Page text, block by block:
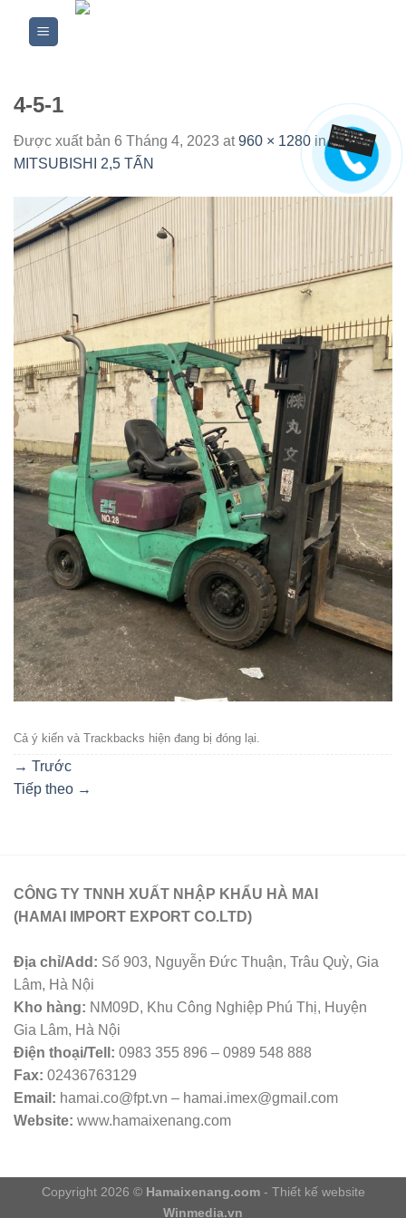
4-5-1
Được xuất bản 6 Tháng 4, 2023 at960 × 1280inXE
MITSUBISHI 2,5 TẤN
Cả ý kiến ​​và Trackbacks hiện đang bị đóng lại.
→ Trước
Tiếp theo →
CÔNG TY TNNH XUẤT NHẬP KHẨU HÀ MAI
(HAMAI IMPORT EXPORT CO.LTD)
Địa chỉ/Add: Số 903, Nguyễn Đức Thuận, Trâu Quỳ, Gia
Lâm, Hà Nội
Kho hàng: NM09D, Khu Công Nghiệp Phú Thị, Huyện
Gia Lâm, Hà Nội
Điện thoại/Tell: 0983 355 896 – 0989 548 888
Fax: 02436763129
Email: hamai.co@fpt.vn – hamai.imex@gmail.com
Website: www.hamaixenang.com
Copyright 2026 © Hamaixenang.com- Thiết kế website
Winmedia.vn